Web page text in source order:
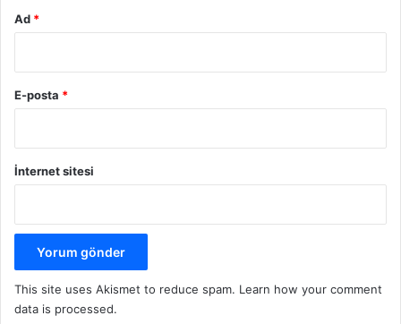
Ad *
E-posta *
İnternet sitesi
This site uses Akismet to reduce spam. Learn how your comment
data is processed.